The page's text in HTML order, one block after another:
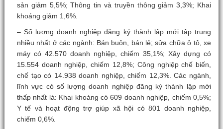
sản giảm 5,5%; Thông tin và truyền thông giảm 3,3%; Khai
khoáng giảm 1,6%.
– Số lượng doanh nghiệp đăng ký thành lập mới tập trung
nhiều nhất ở các ngành: Bán buôn, bán lẻ; sửa chữa ô tô, xe
máy có 42.570 doanh nghiệp, chiếm 35,1%; Xây dựng có
15.554 doanh nghiệp, chiếm 12,8%; Công nghiệp chế biến,
chế tạo có 14.938 doanh nghiệp, chiếm 12,3%. Các ngành,
lĩnh vực có số lượng doanh nghiệp đăng ký thành lập mới
thấp nhất là: Khai khoáng có 609 doanh nghiệp, chiếm 0,5%;
Y tế và hoạt động trợ giúp xã hội có 801 doanh nghiệp,
chiếm 0,6%.